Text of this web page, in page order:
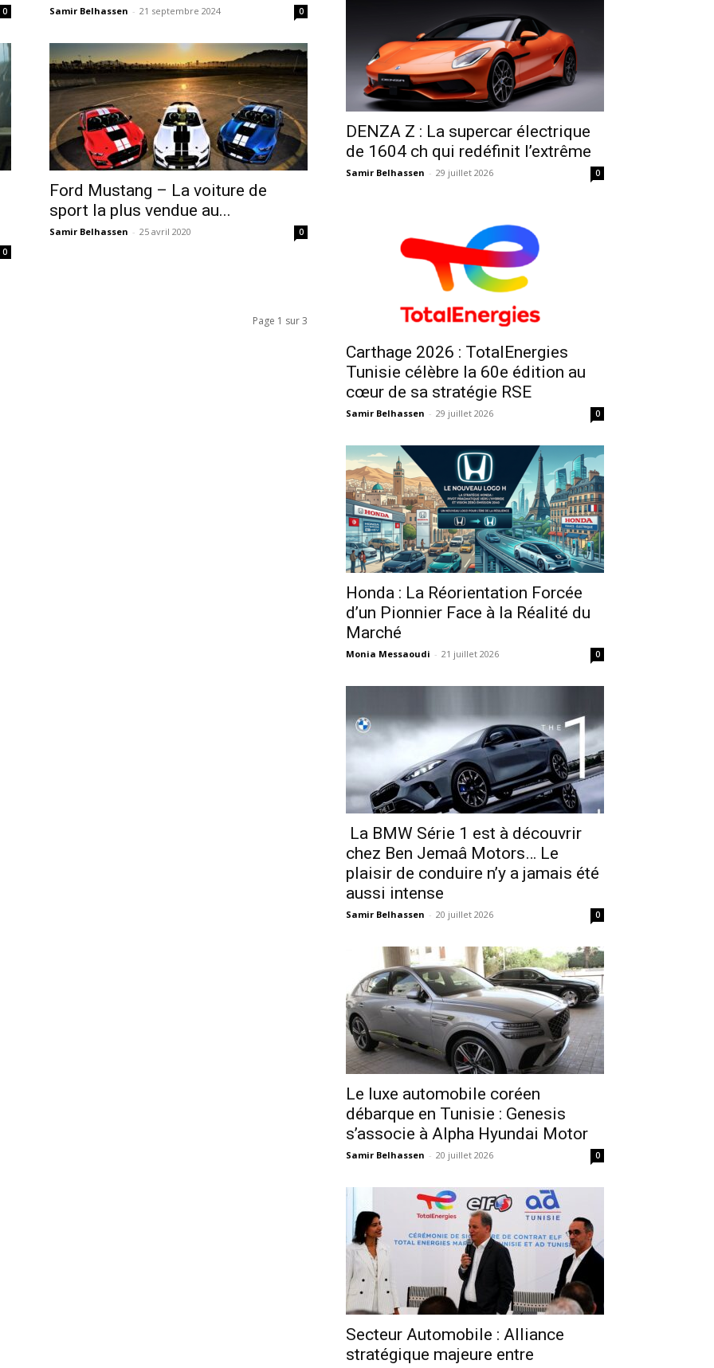
0 Samir Belhassen - 21 septembre 2024 0
0
Ford Mustang – La voiture de
sport la plus vendue au...
Samir Belhassen - 25 avril 2020 0
Page 1 sur 3
DENZA Z : La supercar électrique
de 1604 ch qui redéfinit l’extrême
Samir Belhassen - 29 juillet 2026 0
Carthage 2026 : TotalEnergies
Tunisie célèbre la 60e édition au
cœur de sa stratégie RSE
Samir Belhassen - 29 juillet 2026 0
Honda : La Réorientation Forcée
d’un Pionnier Face à la Réalité du
Marché
Monia Messaoudi - 21 juillet 2026 0
La BMW Série 1 est à découvrir
chez Ben Jemaâ Motors… Le
plaisir de conduire n’y a jamais été
aussi intense
Samir Belhassen - 20 juillet 2026 0
Le luxe automobile coréen
débarque en Tunisie : Genesis
s’associe à Alpha Hyundai Motor
Samir Belhassen - 20 juillet 2026 0
Secteur Automobile : Alliance
stratégique majeure entre